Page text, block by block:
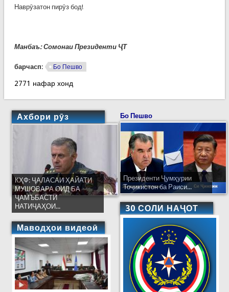
Наврӯзатон пирӯз бод!
Манбаъ: Сомонаи Президенти ҶТ
барчасп: Бо Пешво
2771 нафар хонд
Ахбори рӯз
КҲФ: ҶАЛАСАИ ҲАЙАТИ
МУШОВАРА ОИД БА
ҶАМЪБАСТИ
НАТИҶАҲОИ...
Маводҳои видеоӣ
Бо Пешво
Президенти Ҷумҳурии
Тоҷикистон ба Раиси...
30 СОЛИ НАҶОТ